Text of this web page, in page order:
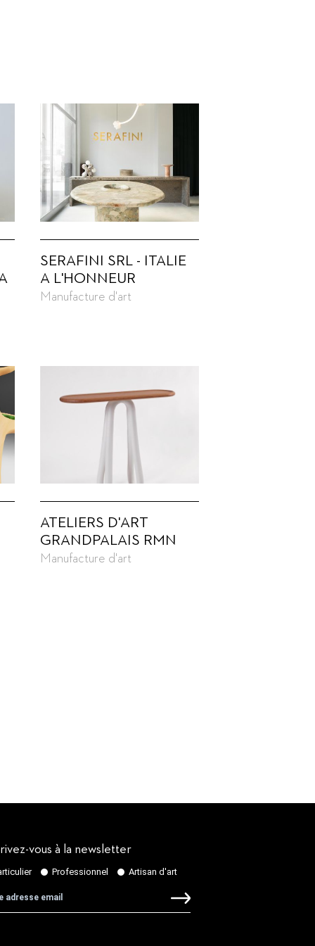
SERAFINI SRL - ITALIE
A L'HONNEUR
Manufacture d'art
ATELIERS D'ART
GRANDPALAIS RMN
Manufacture d'art
vous à la newsletter